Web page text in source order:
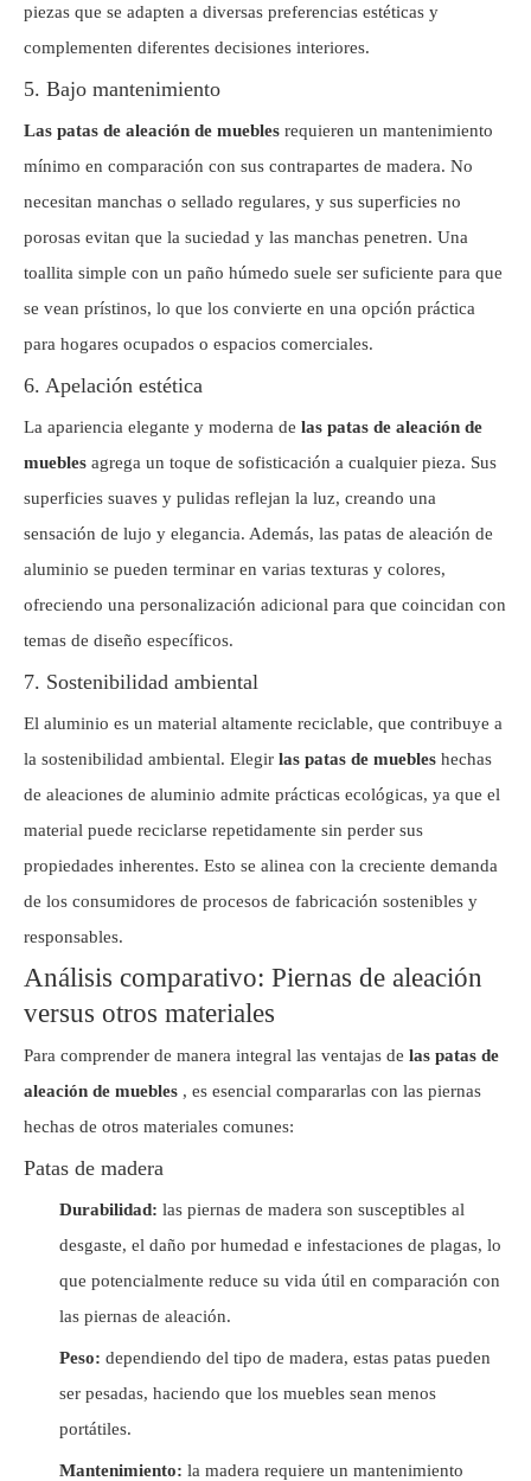
piezas que se adapten a diversas preferencias estéticas y
complementen diferentes decisiones interiores.
5. Bajo mantenimiento
Las patas de aleación de muebles requieren un mantenimiento
mínimo en comparación con sus contrapartes de madera. No
necesitan manchas o sellado regulares, y sus superficies no
porosas evitan que la suciedad y las manchas penetren. Una
toallita simple con un paño húmedo suele ser suficiente para que
se vean prístinos, lo que los convierte en una opción práctica
para hogares ocupados o espacios comerciales.
6. Apelación estética
La apariencia elegante y moderna de las patas de aleación de
muebles agrega un toque de sofisticación a cualquier pieza. Sus
superficies suaves y pulidas reflejan la luz, creando una
sensación de lujo y elegancia. Además, las patas de aleación de
aluminio se pueden terminar en varias texturas y colores,
ofreciendo una personalización adicional para que coincidan con
temas de diseño específicos.
7. Sostenibilidad ambiental
El aluminio es un material altamente reciclable, que contribuye a
la sostenibilidad ambiental. Elegir las patas de muebles hechas
de aleaciones de aluminio admite prácticas ecológicas, ya que el
material puede reciclarse repetidamente sin perder sus
propiedades inherentes. Esto se alinea con la creciente demanda
de los consumidores de procesos de fabricación sostenibles y
responsables.
Análisis comparativo: Piernas de aleación
versus otros materiales
Para comprender de manera integral las ventajas de las patas de
aleación de muebles , es esencial compararlas con las piernas
hechas de otros materiales comunes:
Patas de madera
Durabilidad: las piernas de madera son susceptibles al
desgaste, el daño por humedad e infestaciones de plagas, lo
que potencialmente reduce su vida útil en comparación con
las piernas de aleación.
Peso: dependiendo del tipo de madera, estas patas pueden
ser pesadas, haciendo que los muebles sean menos
portátiles.
Mantenimiento: la madera requiere un mantenimiento